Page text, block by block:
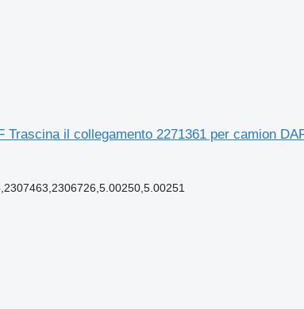
Trascina il collegamento 2271361 per camion